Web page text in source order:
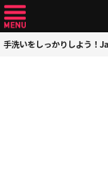
手洗いをしっかりしよう！